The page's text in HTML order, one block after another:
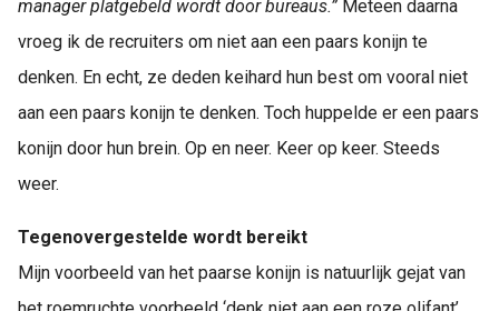
manager platgebeld wordt door bureaus.” Meteen daarna
vroeg ik de recruiters om niet aan een paars konijn te
denken. En echt, ze deden keihard hun best om vooral niet
aan een paars konijn te denken. Toch huppelde er een paars
konijn door hun brein. Op en neer. Keer op keer. Steeds
weer.
Tegenovergestelde wordt bereikt
Mijn voorbeeld van het paarse konijn is natuurlijk gejat van